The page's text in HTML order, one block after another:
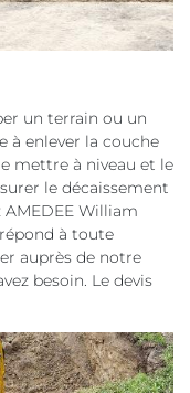
un terrain ou un
à enlever la couche
mettre à niveau et le
le décaissement
William
à toute
auprès de notre
besoin. Le devis